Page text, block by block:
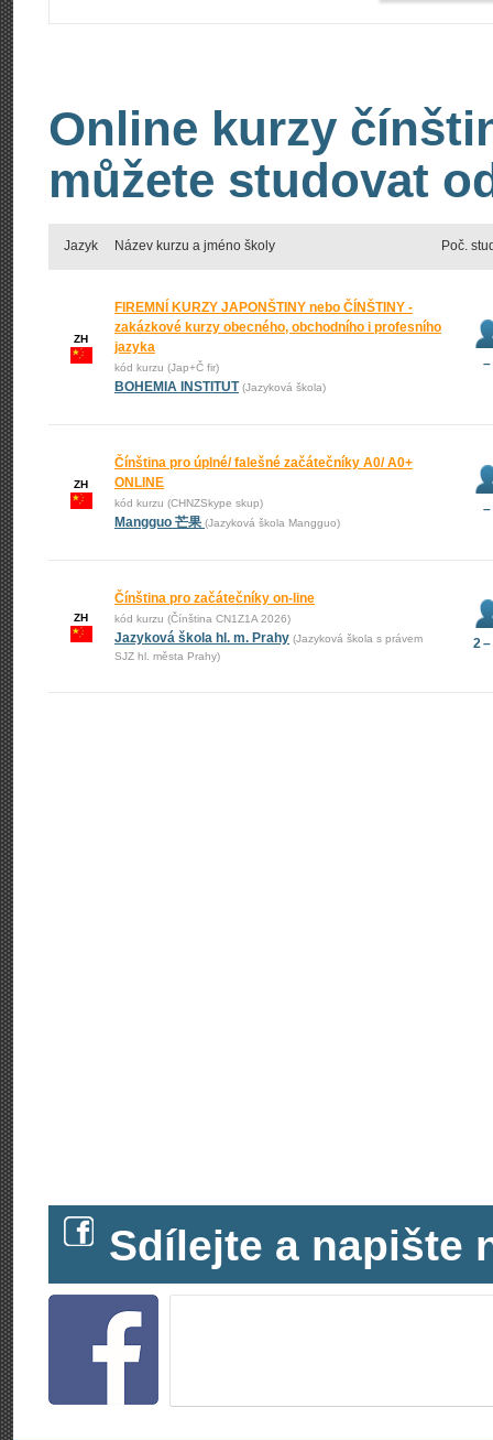
Online kurzy
můžete studovat
Jazyk Název kurzu a jméno školy Poč.
ZH
FIREMNÍ KURZY JAPONŠTINY nebo ČÍNŠTINY -
zakázkové kurzy obecného, obchodního i profesního
jazyka
kód kurzu (Jap+Č fir)
BOHEMIA INSTITUT (Jazyková škola)
–
ZH
Čínština pro úplné/ falešné začátečníky A0/ A0+
ONLINE
kód kurzu (CHNZSkype skup)
Mangguo 芒果 (Jazyková škola Mangguo)
–
ZH
Čínština pro začátečníky on-line
kód kurzu (Čínština CN1Z1A 2026)
Jazyková škola hl. m. Prahy (Jazyková škola s právem
SJZ hl. města Prahy)
2
Sdílejte a napište